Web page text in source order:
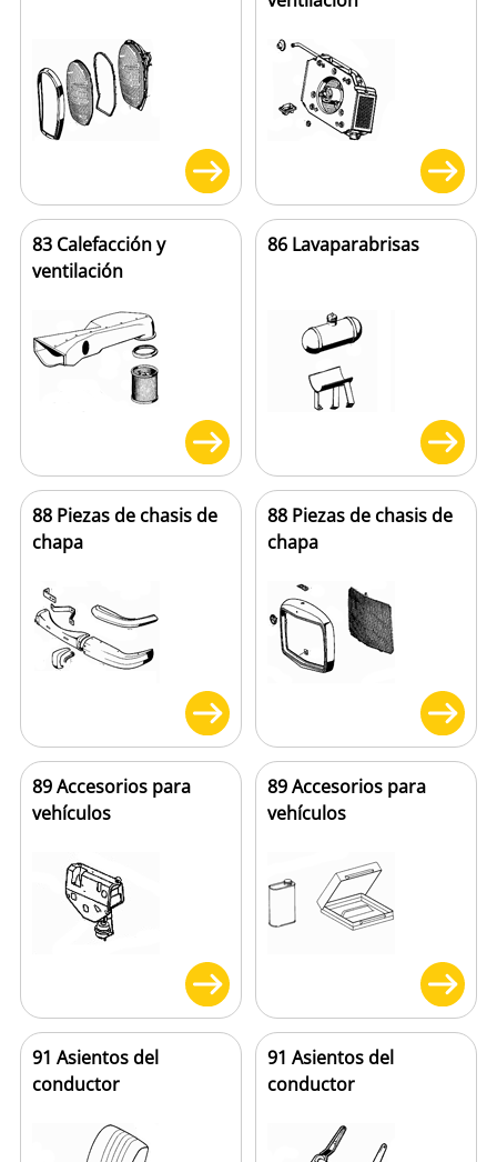
83 Calefacción y
ventilación
86 Lavaparabrisas
88 Piezas de chasis de
chapa
88 Piezas de chasis de
chapa
89 Accesorios para
vehículos
89 Accesorios para
vehículos
91 Asientos del
conductor
91 Asientos del
conductor